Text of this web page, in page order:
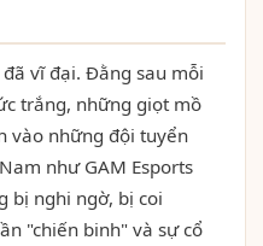
vĩ đại. Đằng sau mỗi
trắng, những giọt mồ
vào những đội tuyển
như GAM Esports
bị nghi ngờ, bị coi
"chiến binh" và sự cổ